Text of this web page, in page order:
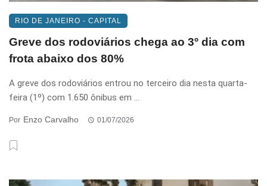
RIO DE JANEIRO - CAPITAL
Greve dos rodoviários chega ao 3º dia com
frota abaixo dos 80%
A greve dos rodoviários entrou no terceiro dia nesta quarta-
feira (1º) com 1.650 ônibus em ...
Por Enzo Carvalho 01/07/2026